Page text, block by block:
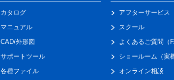
カタログ
マニュアル
CAD/外形図
サポートツール
各種ファイル
アフターサービス
スクール
よくあるご質問（
ショールーム（実
オンライン相談